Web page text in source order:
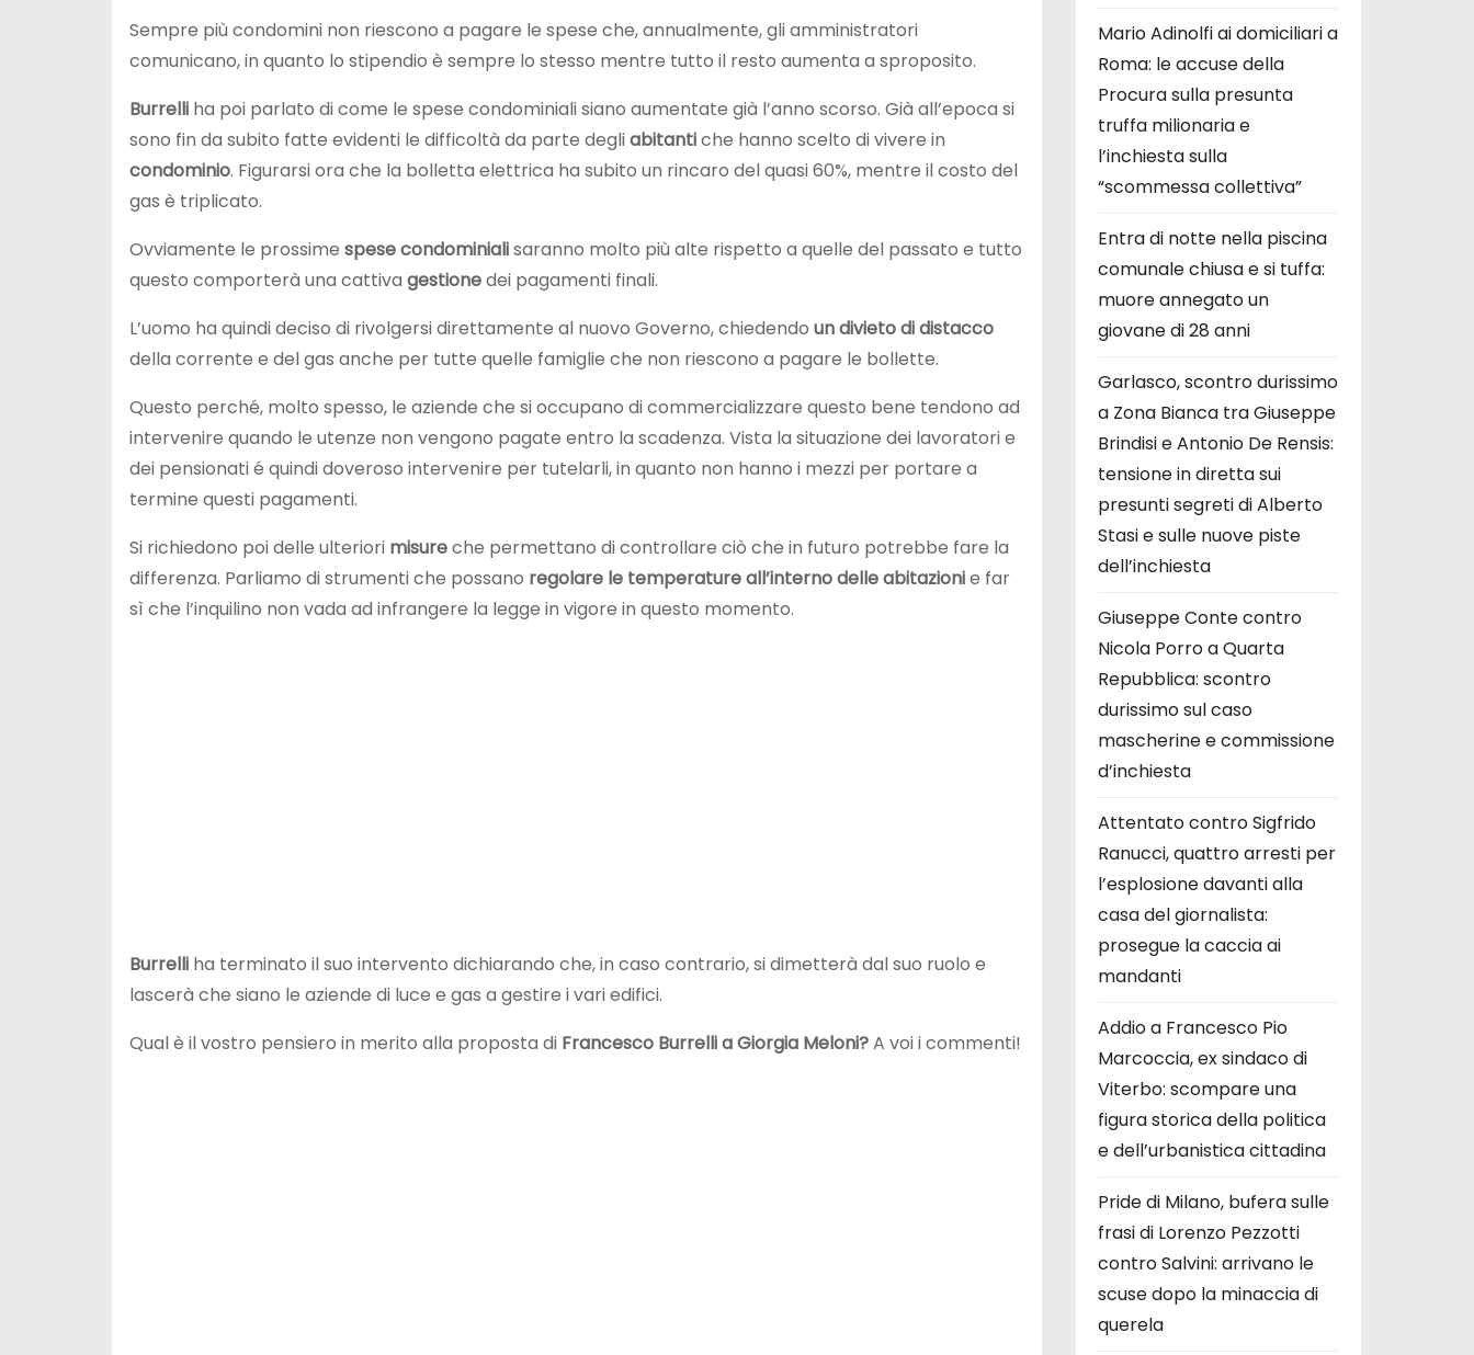
Sempre più condomini non riescono a pagare le spese che, annualmente, gli amministratori
comunicano, in quanto lo stipendio è sempre lo stesso mentre tutto il resto aumenta a sproposito.
Burrelli ha poi parlato di come le spese condominiali siano aumentate già l’anno scorso. Già all’epoca si
sono fin da subito fatte evidenti le difficoltà da parte degliabitantiche hanno scelto di vivere in
condominio. Figurarsi ora che la bolletta elettrica ha subito un rincaro del quasi 60%, mentre il costo del
gas è triplicato.
Ovviamente le prossime spese condominialisaranno molto più alte rispetto a quelle del passato e tutto
questo comporterà una cattiva gestionedei pagamenti finali.
L’uomo ha quindi deciso di rivolgersi direttamente al nuovo Governo, chiedendo un divieto di distacco
della corrente e del gas anche per tutte quelle famiglie che non riescono a pagare le bollette.
Questo perché, molto spesso, le aziende che si occupano di commercializzare questo bene tendono ad
intervenire quando le utenze non vengono pagate entro la scadenza. Vista la situazione dei lavoratori e
dei pensionati é quindi doveroso intervenire per tutelarli, in quanto non hanno i mezzi per portare a
termine questi pagamenti.
Si richiedono poi delle ulteriori misureche permettano di controllare ciò che in futuro potrebbe fare la
differenza. Parliamo di strumenti che possano regolare le temperature all’interno delle abitazionie far
sì che l’inquilino non vada ad infrangere la legge in vigore in questo momento.
Burrelli ha terminato il suo intervento dichiarando che, in caso contrario, si dimetterà dal suo ruolo e
lascerà che siano le aziende di luce e gas a gestire i vari edifici.
Qual è il vostro pensiero in merito alla proposta di Francesco Burrelli a Giorgia Meloni?A voi i commenti!
Mario Adinolfi ai domiciliari a
Roma: le accuse della
Procura sulla presunta
truffa milionaria e
l’inchiesta sulla
“scommessa collettiva”
Entra di notte nella piscina
comunale chiusa e si tuffa:
muore annegato un
giovane di 28 anni
Garlasco, scontro durissimo
a Zona Bianca tra Giuseppe
Brindisi e Antonio De Rensis:
tensione in diretta sui
presunti segreti di Alberto
Stasi e sulle nuove piste
dell’inchiesta
Giuseppe Conte contro
Nicola Porro a Quarta
Repubblica: scontro
durissimo sul caso
mascherine e commissione
d’inchiesta
Attentato contro Sigfrido
Ranucci, quattro arresti per
l’esplosione davanti alla
casa del giornalista:
prosegue la caccia ai
mandanti
Addio a Francesco Pio
Marcoccia, ex sindaco di
Viterbo: scompare una
figura storica della politica
e dell’urbanistica cittadina
Pride di Milano, bufera sulle
frasi di Lorenzo Pezzotti
contro Salvini: arrivano le
scuse dopo la minaccia di
querela